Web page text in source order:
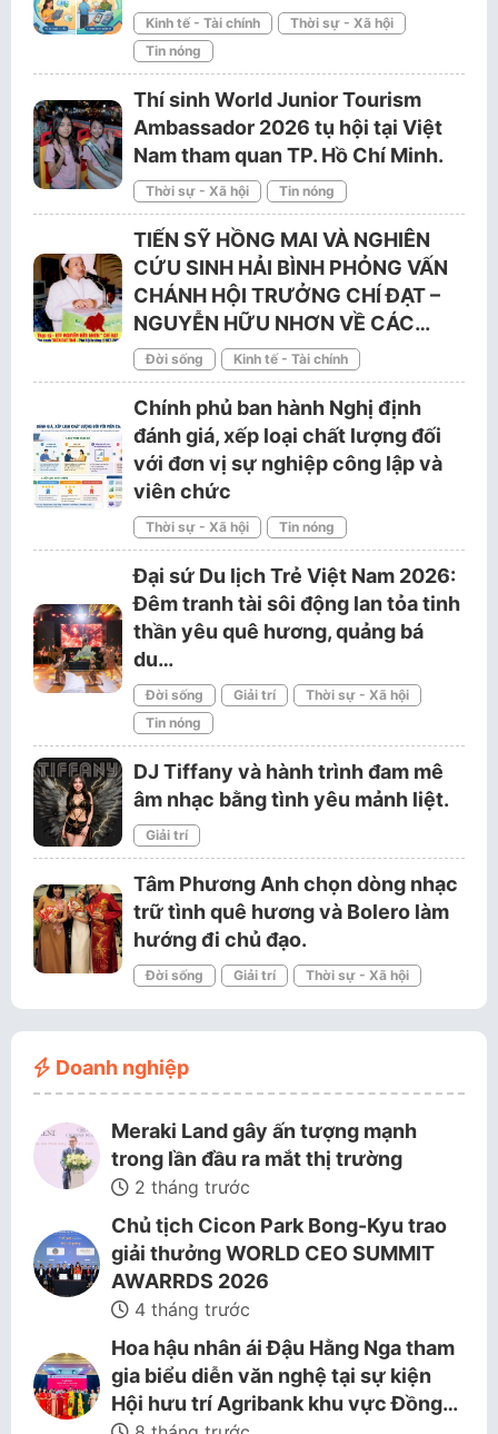
Kinh tế - Tài chính
Thời sự - Xã hội
Tin nóng
Thí sinh World Junior Tourism
Ambassador 2026 tụ hội tại Việt
Nam tham quan TP. Hồ Chí Minh.
Thời sự - Xã hội Tin nóng
TIẾN SỸ HỒNG MAI VÀ NGHIÊN
CỨU SINH HẢI BÌNH PHỎNG VẤN
CHÁNH HỘI TRƯỞNG CHÍ ĐẠT –
NGUYỄN HỮU NHƠN VỀ CÁC…
Đời sống Kinh tế - Tài chính
Chính phủ ban hành Nghị định
đánh giá, xếp loại chất lượng đối
với đơn vị sự nghiệp công lập và
viên chức
Thời sự - Xã hội Tin nóng
Đại sứ Du lịch Trẻ Việt Nam 2026:
Đêm tranh tài sôi động lan tỏa tinh
thần yêu quê hương, quảng bá
du…
Đời sống Giải trí
Thời sự - Xã hội
Tin nóng
DJ Tiffany và hành trình đam mê
âm nhạc bằng tình yêu mảnh liệt.
Giải trí
Tâm Phương Anh chọn dòng nhạc
trữ tình quê hương và Bolero làm
hướng đi chủ đạo.
Đời sống Giải trí Thời sự - Xã hội
Doanh nghiệp
Meraki Land gây ấn tượng mạnh
trong lần đầu ra mắt thị trường
2 tháng trước
Chủ tịch Cicon Park Bong-Kyu trao
giải thưởng WORLD CEO SUMMIT
AWARRDS 2026
4 tháng trước
Hoa hậu nhân ái Đậu Hằng Nga tham
gia biểu diễn văn nghệ tại sự kiện
Hội hưu trí Agribank khu vực Đồng…